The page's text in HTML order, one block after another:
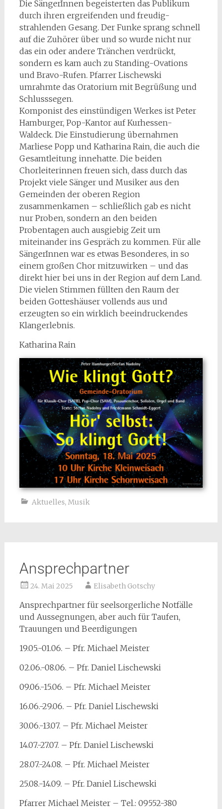
Die SängerInnen begeisterten das Publikum
durch ihren ergreifenden und freudig-
strahlenden Gesang. Der Funke sprang schnell
auf die Zuhörer über und so wurde nicht nur
das ein oder andere Tränchen verdrückt,
sondern es kam auch zu Standing-Ovations
und Bravo-Rufen. Pfarrer Lischewski
umrahmte das Oratorium mit Begrüßung und
Schlusssegen.
Komponist des einstündigen Werkes ist Peter
Hamburger, Pop-Kantor auf Kurhessen-
Waldeck. Die Einstudierung übernahmen
Marliese Popp und Katharina Rain, die auch die
Gesamtleitung innehatte. Die beiden
Chorleiterinnen freuen sich, dass durch das
Projekt viele Sänger und Musiker aus den
Gemeinden der oberen Region
zusammenkamen – schließlich gab es nicht
nur Proben, sondern an den beiden
Probentagen auch ausgiebig Zeit um
miteinander ins Gespräch zu kommen. Für alle
SängerInnen war es etwas Besonderes, in so
einem großen Chor mitzuwirken – und das
direkt hier bei uns in der Region auf dem Land.
Die vielen Stimmen füllten den Raum der
beiden Gotteshäuser vollends aus und
erzeugten so ein wirklich beeindruckendes
Klangerlebnis.
Katharina Rain
Aktuelles, Musik
Ansprechpartner
24. Mai 2025 Elisabeth Gotschy
Ansprechpartner für seelsorgerliche Notfälle
und Aussegnungen, aber auch für Taufen,
Trauungen und Beerdigungen
19.05.-01.06. – Pfr. Michael Meister
02.06.-08.06. – Pfr. Daniel Lischewski
09.06.-15.06. – Pfr. Michael Meister
16.06.-29.06. – Pfr. Daniel Lischewski
30.06.-13.07. – Pfr. Michael Meister
14.07.-27.07. – Pfr. Daniel Lischewski
28.07.-24.08. – Pfr. Michael Meister
25.08.-14.09. – Pfr. Daniel Lischewski
Pfarrer Michael Meister – Tel.: 09552-380